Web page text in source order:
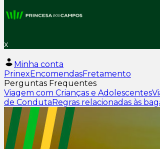
x
Minha conta
PrinexEncomendasFretamento
Perguntas Frequentes
Viagem com Crianças e Adolescentes
de CondutaRegras relacionadas às